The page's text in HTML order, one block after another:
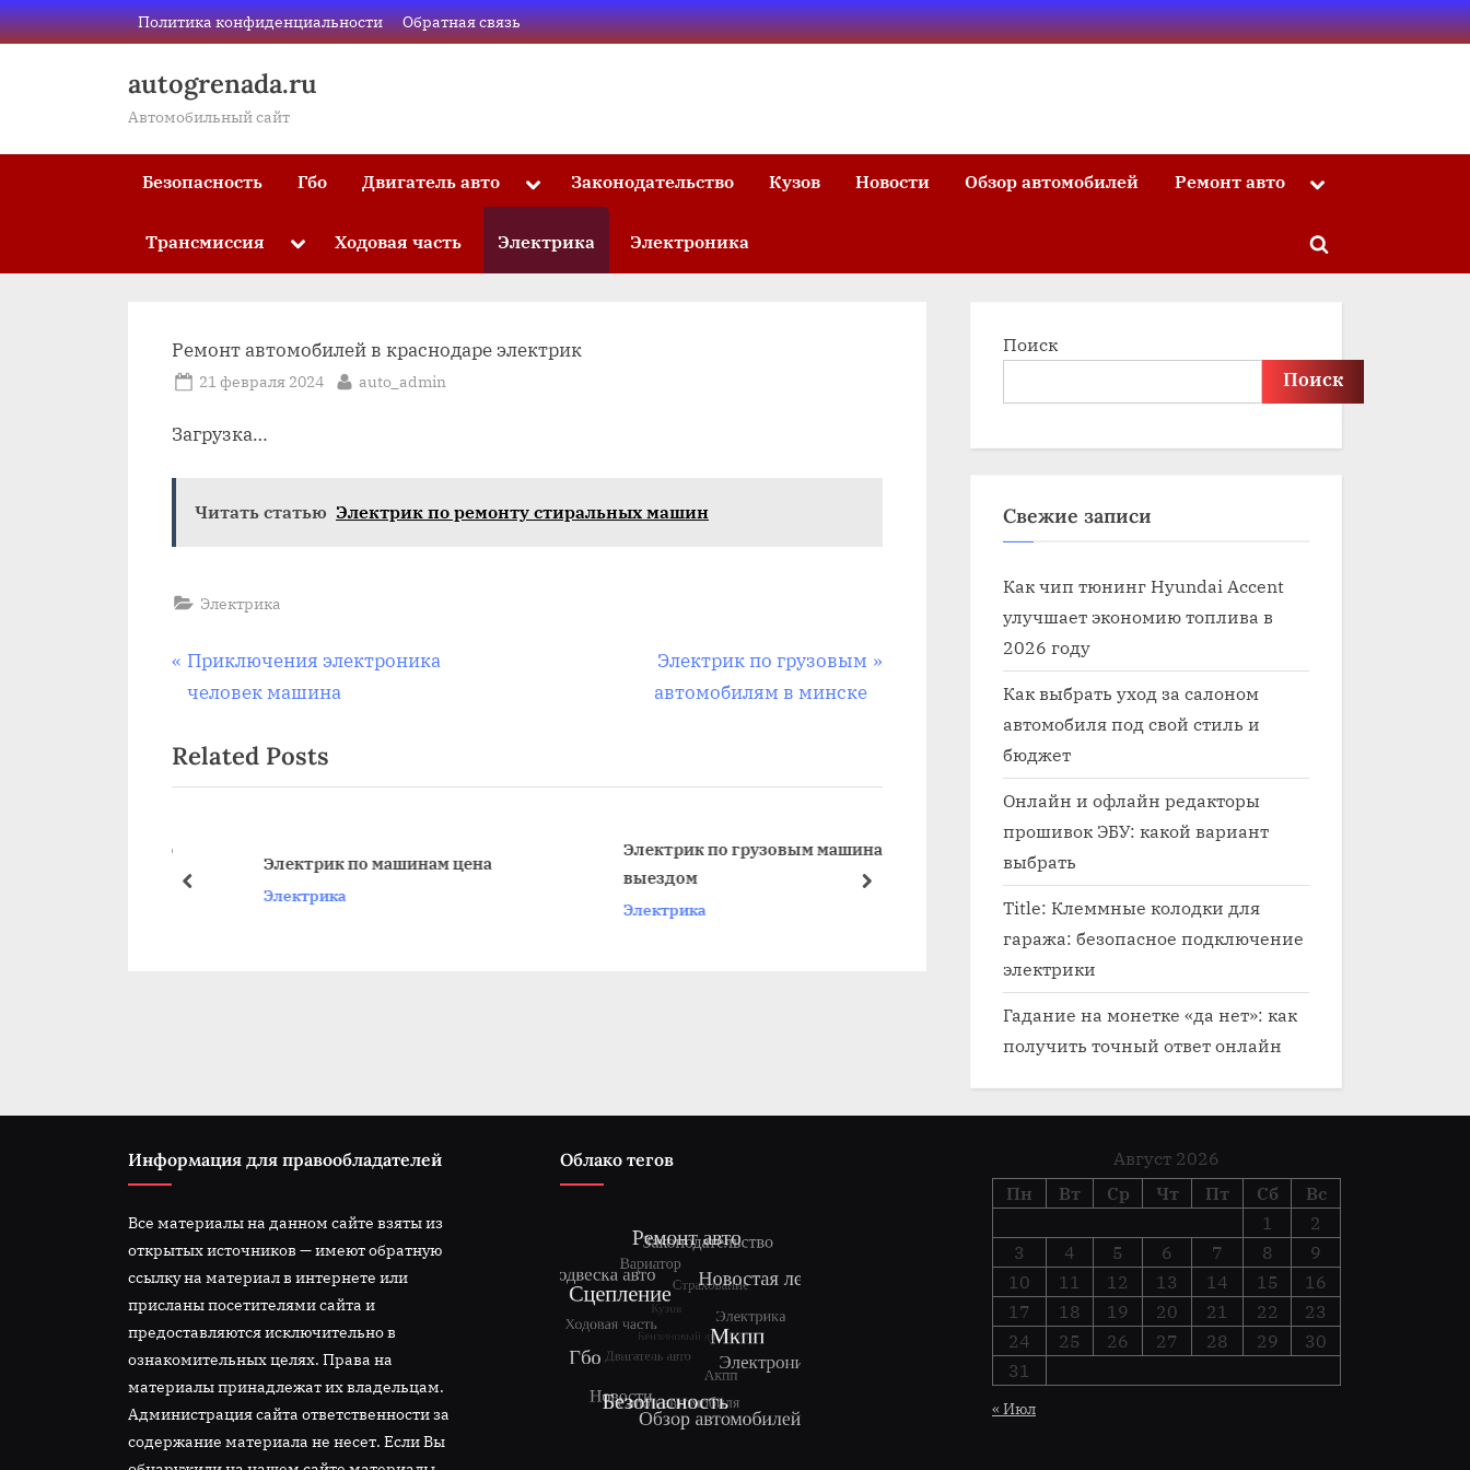
Skip
to
Политика конфиденциальности Обратная связь
autogrenada.ru
Автомобильный сайт
Безопасность Гбо Двигатель авто Toggle
sub-
Законодательство Кузов Новости Обзор автомобилей Ремонт авто Toggle
Трансмиссия Toggle
menu
Ходовая часть Электрика Электроника
Toggle
Ремонт автомобилей в краснодаре электрик
Posted
21 февраля 2024 By
auto_admin
Загрузка…
Читать статью Электрик по ремонту стиральных машин
Электрика
Навигация
записям
P
r
v
i
s
Приключения электроника
человек машина
N
e
P
s
t
:
Электрик по грузовым
автомобилям в минске
Related Posts
Электрик по машинам цена
Электрика
Электрик по грузовым машинам с
выездом
Электрика Электрика
prev next
Поиск
Поиск
Свежие записи
Как чип тюнинг Hyundai Accent
улучшает экономию топлива в
2026 году
Как выбрать уход за салоном
автомобиля под свой стиль и
бюджет
Онлайн и офлайн редакторы
прошивок ЭБУ: какой вариант
выбрать
Title: Клеммные колодки для
гаража: безопасное подключение
электрики
Гадание на монетке «да нет»: как
получить точный ответ онлайн
Информация для правообладателей
Все материалы на данном сайте взяты из
открытых источников — имеют обратную
ссылку на материал в интернете или
присланы посетителями сайта и
предоставляются исключительно в
ознакомительных целях. Права на
материалы принадлежат их владельцам.
Администрация сайта ответственности за
содержание материала не несет. Если Вы
Облако тегов
Август 2026
Пн
Вт Ср Чт Пт Сб
Вс
1
2
3
4 5 6 7 8
9
10
11 12 13 14 15
16
17
18 19 20 21 22
23
24
25 26 27 28 29
30
31
« Июл